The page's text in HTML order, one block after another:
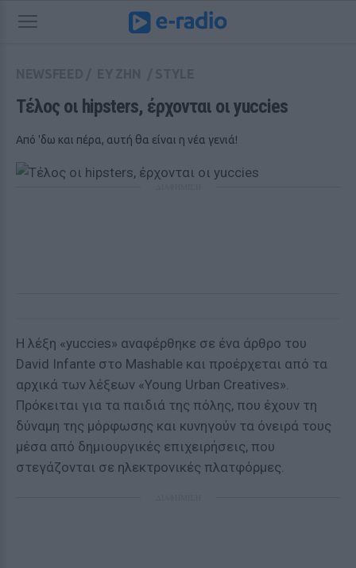
Τέλος οι hipsters, έρχονται οι yuccies
Από 'δω και πέρα, αυτή θα είναι η νέα γενιά!
Η λέξη «yuccies» αναφέρθηκε σε ένα άρθρο του
David Infante στο Mashable και προέρχεται από τα
αρχικά των λέξεων «Young Urban Creatives».
Πρόκειται για τα παιδιά της πόλης, που έχουν τη
δύναμη της μόρφωσης και κυνηγούν τα όνειρά τους
μέσα από δημιουργικές επιχειρήσεις, που
στεγάζονται σε ηλεκτρονικές πλατφόρμες.